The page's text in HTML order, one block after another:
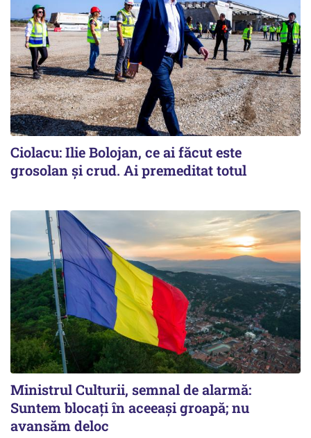
Ciolacu: Ilie Bolojan, ce ai făcut este
grosolan și crud. Ai premeditat totul
Ministrul Culturii, semnal de alarmă:
Suntem blocați în aceeași groapă; nu
avansăm deloc